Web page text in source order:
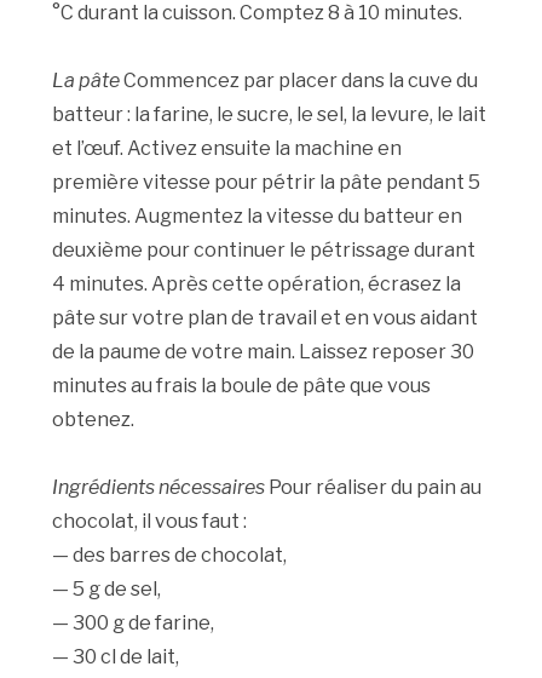
°C durant la cuisson. Comptez 8 à 10 minutes.
La pâteCommencez par placer dans la cuve du
batteur : la farine, le sucre, le sel, la levure, le lait
et l’œuf. Activez ensuite la machine en
première vitesse pour pétrir la pâte pendant 5
minutes. Augmentez la vitesse du batteur en
deuxième pour continuer le pétrissage durant
4 minutes. Après cette opération, écrasez la
pâte sur votre plan de travail et en vous aidant
de la paume de votre main. Laissez reposer 30
minutes au frais la boule de pâte que vous
obtenez.
Ingrédients nécessaires Pour réaliser du pain au
chocolat, il vous faut :
— des barres de chocolat,
— 5 g de sel,
— 300 g de farine,
— 30 cl de lait,